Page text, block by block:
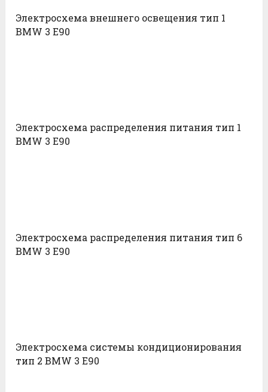
Электросхема внешнего освещения тип 1
BMW 3 E90
Электросхема распределения питания тип 1
BMW 3 E90
Электросхема распределения питания тип 6
BMW 3 E90
Электросхема системы кондиционирования
тип 2 BMW 3 E90